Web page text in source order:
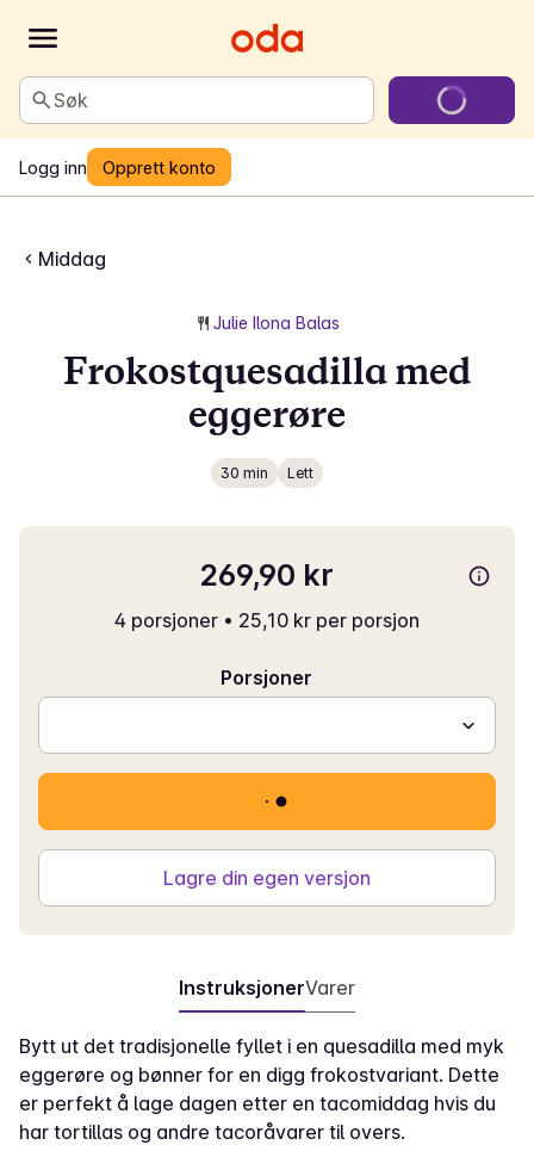
Søk
Logg inn Opprett konto
Middag
Julie Ilona Balas
Frokostquesadilla med
eggerøre
30 min Lett
269,90 kr
4 porsjoner • 25,10 kr per porsjon
Porsjoner
Lagre din egen versjon
InstruksjonerVarer
Bytt ut det tradisjonelle fyllet i en quesadilla med myk
eggerøre og bønner for en digg frokostvariant. Dette
er perfekt å lage dagen etter en tacomiddag hvis du
har tortillas og andre tacoråvarer til overs.